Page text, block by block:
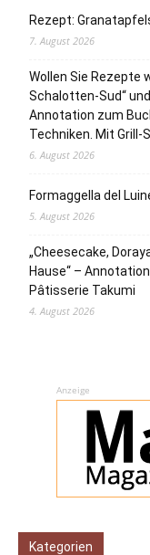
Rezept:
7. August 2026
Wollen Sie Rezepte
Schalotten-Sud“
Annotation zum
Techniken. Mit Grill-
6. August 2026
Formaggella del
5. August 2026
„Cheesecake,
Hause“ –
Pâtisserie Takumi
4. August 2026
Anzeige
Kategorien